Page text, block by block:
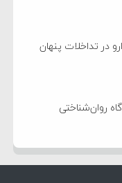
در تداخلات پنهان
روان‌شناختی